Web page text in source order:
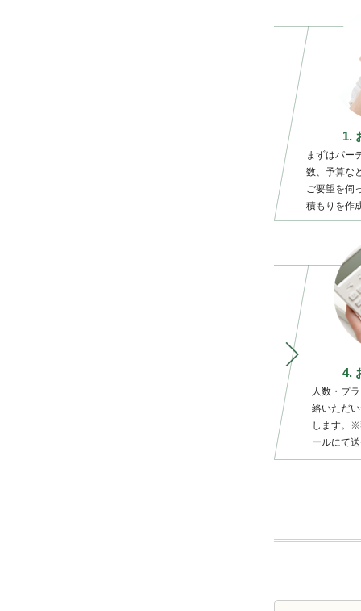
1.
まずはパー
数、予算な
ご要望を伺
積もりを作
4.
人数・プ
絡いただ
します。※
ールにて